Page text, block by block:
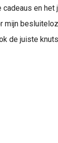
en het
mijn
de juiste